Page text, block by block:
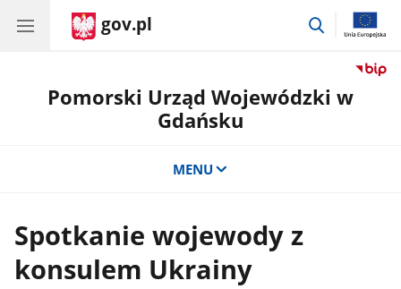
gov.pl
przejdź
Pomorski Urząd Wojewódzki w
Gdańsku
MENU
Spotkanie wojewody z
konsulem Ukrainy